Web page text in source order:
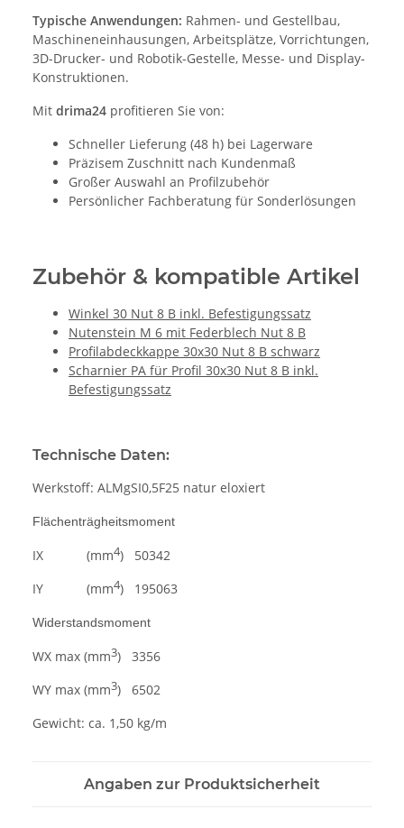
Typische Anwendungen: Rahmen- und Gestellbau,
Maschineneinhausungen, Arbeitsplätze, Vorrichtungen,
3D-Drucker- und Robotik-Gestelle, Messe- und Display-
Konstruktionen.
Mit drima24 profitieren Sie von:
Schneller Lieferung (48 h) bei Lagerware
Präzisem Zuschnitt nach Kundenmaß
Großer Auswahl an Profilzubehör
Persönlicher Fachberatung für Sonderlösungen
Zubehör & kompatible Artikel
Winkel 30 Nut 8 B inkl. Befestigungssatz
Nutenstein M 6 mit Federblech Nut 8 B
Profilabdeckkappe 30x30 Nut 8 B schwarz
Scharnier PA für Profil 30x30 Nut 8 B inkl.
Befestigungssatz
Technische Daten:
Werkstoff: ALMgSI0,5F25 natur eloxiert
Flächenträgheitsmoment
IX (mm4) 50342
IY (mm4) 195063
Widerstandsmoment
WX max (mm3) 3356
WY max (mm3) 6502
Gewicht: ca. 1,50 kg/m
Angaben zur Produktsicherheit